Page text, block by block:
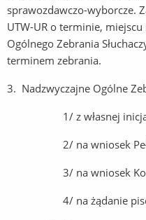
sprawozdawczo-wyborcze.
UTW-UR o terminie,
Ogólnego Zebrania
terminem zebrania.
3. Nadzwyczajne Ogólne
1/ z własnej
2/ na wniosek
3/ na wniosek
4/ na żądanie